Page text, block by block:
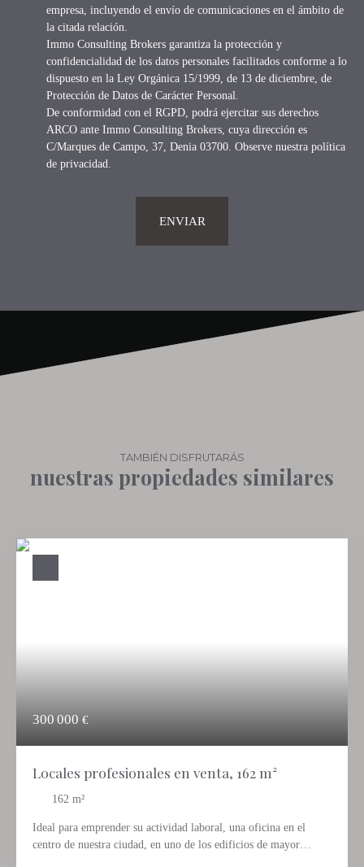
empresa, incluyendo el envío de comunicaciones en el ámbito de
la citada relación.
Immo Consulting Brokers garantiza la protección y
confidencialidad de los datos personales facilitados conforme a lo
dispuesto en la Ley Orgánica 15/1999, de 13 de diciembre, de
Protección de Datos de Carácter Personal.
De conformidad con el RGPD, podrá ejercitar sus derechos
ARCO ante Immo Consulting Brokers, cuya dirección es
C/Marques de Campo, 37, Denia 03700. Observe nuestra política
de privacidad
ENVIAR
TAMBIÉN DISFRUTARÁS
nuestras propiedades similares
300 000 €
Locales profesionales en venta, 162 m²
162 m²
Ideal para emprender su actividad laboral, una oficina en el
centro de nuestra ciudad, en uno de los edificios de mayor